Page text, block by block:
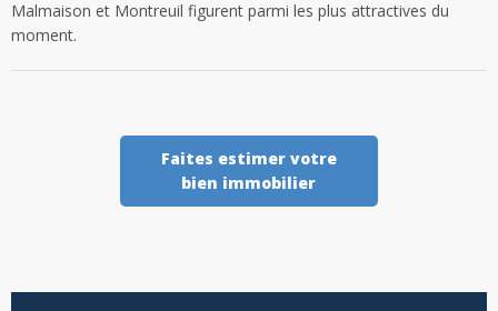
Malmaison et Montreuil figurent parmi les plus attractives du
moment.
Faites estimer votre
bien immobilier